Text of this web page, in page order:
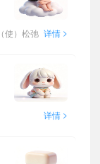
使）松弛 详情 >
详情 >